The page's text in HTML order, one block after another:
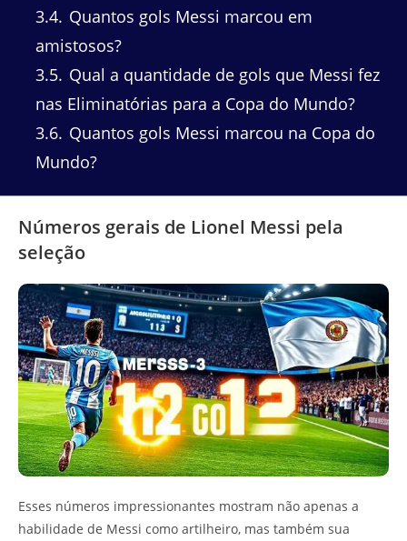
3.4 Quantos gols Messi marcou em
amistosos?
3.5 Qual a quantidade de gols que Messi fez
nas Eliminatórias para a Copa do Mundo?
3.6 Quantos gols Messi marcou na Copa do
Mundo?
Números gerais de Lionel Messi pela
seleção
Esses números impressionantes mostram não apenas a
habilidade de Messi como artilheiro, mas também sua